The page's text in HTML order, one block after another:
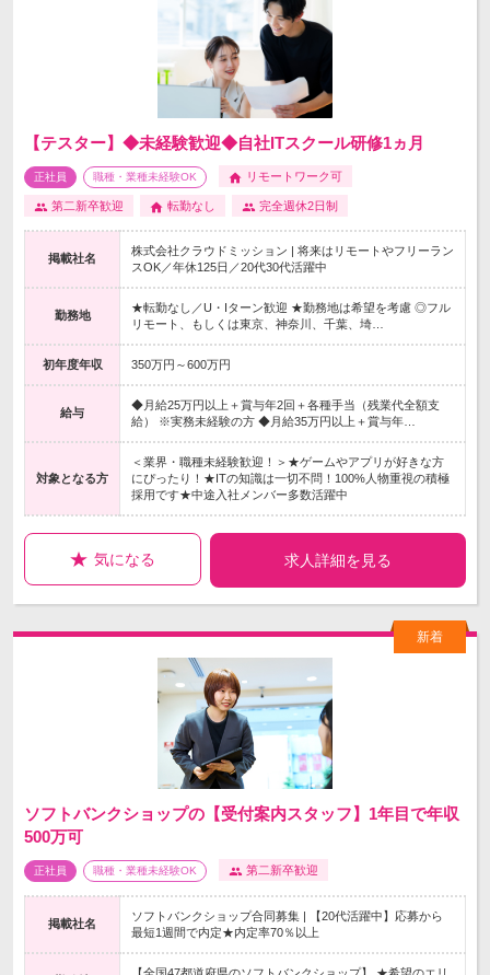
【テスター】◆未経験歓迎◆自社ITスクール研修1ヵ月
正社員 職種・業種未経験OK リモートワーク可
第二新卒歓迎 転勤なし 完全週休2日制
掲載社名
株式会社クラウドミッション | 将来はリモートやフリーラン
スOK／年休125日／20代30代活躍中
勤務地
★転勤なし／U・Iターン歓迎 ★勤務地は希望を考慮 ◎フル
リモート、もしくは東京、神奈川、千葉、埼…
初年度年収 350万円～600万円
給与
◆月給25万円以上＋賞与年2回＋各種手当（残業代全額支
給） ※実務未経験の方 ◆月給35万円以上＋賞与年…
対象となる方
＜業界・職種未経験歓迎！＞★ゲームやアプリが好きな方
にぴったり！★ITの知識は一切不問！100%人物重視の積極
採用です★中途入社メンバー多数活躍中
気になる 求人詳細を見る
ソフトバンクショップの【受付案内スタッフ】1年目で年収
500万可
正社員 職種・業種未経験OK 第二新卒歓迎
掲載社名
ソフトバンクショップ合同募集 | 【20代活躍中】応募から
最短1週間で内定★内定率70％以上